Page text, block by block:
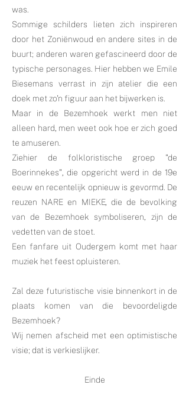
was.
Sommige schilders lieten zich inspireren
door het Zoniënwoud en andere sites in de
buurt; anderen waren gefascineerd door de
typische personages. Hier hebben we Emile
Biesemans verrast in zijn atelier die een
doek met zo'n figuur aan het bijwerken is.
Maar in de Bezemhoek werkt men niet
alleen hard, men weet ook hoe er zich goed
te amuseren.
Ziehier de folkloristische groep "de
Boerinnekes", die opgericht werd in de 19e
eeuw en recentelijk opnieuw is gevormd. De
reuzen NARE en MIEKE, die de bevolking
van de Bezemhoek symboliseren, zijn de
vedetten van de stoet.
Een fanfare uit Oudergem komt met haar
muziek het feest opluisteren.
Zal deze futuristische visie binnenkort in de
plaats komen van die bevoordeligde
Bezemhoek?
Wij nemen afscheid met een optimistische
visie; dat is verkieslijker.
Einde